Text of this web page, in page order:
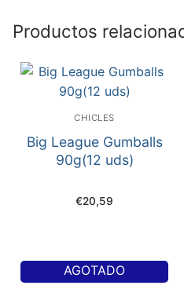
Productos
CHICLES
Big League Gumballs
90g(12 uds)
€20,59
AGOTADO